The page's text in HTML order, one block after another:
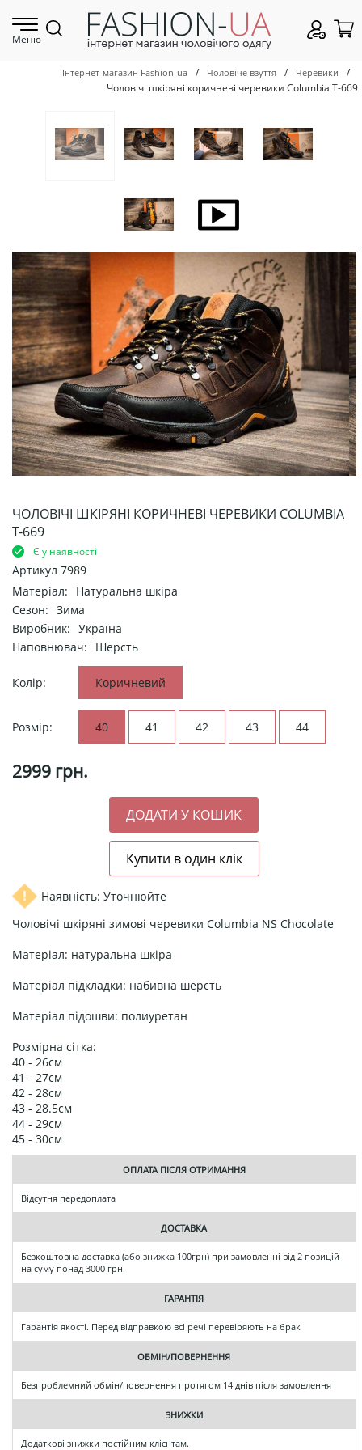
Меню
Інтернет-магазин Fashion-ua / Чоловіче взуття / Черевики
/
Чоловічі шкіряні коричневі черевики Columbia Т-669
ЧОЛОВІЧІ ШКІРЯНІ КОРИЧНЕВІ ЧЕРЕВИКИ COLUMBIA
Т-669
Є у наявності
Артикул 7989
Матеріал:
Натуральна шкіра
Сезон: Зима
Виробник: Україна
Наповнювач:
Шерсть
Колір: Коричневий
Розмір: 40 41 42 43 44
2999 грн.
Наявність: Уточнюйте
Чоловічі шкіряні зимові черевики Columbia NS Chocolate
Матеріал: натуральна шкірa
Матеріал підкладки: набивна шерсть
Матеріал підошви: полиуретан
Розмірна сітка:
40 - 26см
41 - 27см
42 - 28см
43 - 28.5см
44 - 29см
45 - 30см
ОПЛАТА ПІСЛЯ ОТРИМАННЯ
Відсутня передоплата
ДОСТАВКА
Безкоштовна доставка (або знижка 100грн) при замовленні від 2 позицій
на суму понад 3000 грн.
ГАРАНТІЯ
Гарантія якості. Перед відправкою всі речі перевіряють на брак
ОБМІН/ПОВЕРНЕННЯ
Безпроблемний обмін/повернення протягом 14 днів після замовлення
ЗНИЖКИ
Додаткові знижки постійним клієнтам.